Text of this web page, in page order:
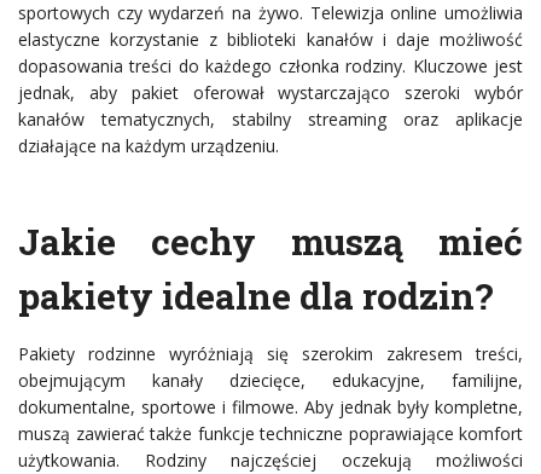
sportowych czy wydarzeń na żywo. Telewizja online umożliwia
elastyczne korzystanie z biblioteki kanałów i daje możliwość
dopasowania treści do każdego członka rodziny. Kluczowe jest
jednak, aby pakiet oferował wystarczająco szeroki wybór
kanałów tematycznych, stabilny streaming oraz aplikacje
działające na każdym urządzeniu.
Jakie cechy muszą mieć
pakiety idealne dla rodzin?
Pakiety rodzinne wyróżniają się szerokim zakresem treści,
obejmującym kanały dziecięce, edukacyjne, familijne,
dokumentalne, sportowe i filmowe. Aby jednak były kompletne,
muszą zawierać także funkcje techniczne poprawiające komfort
użytkowania. Rodziny najczęściej oczekują możliwości